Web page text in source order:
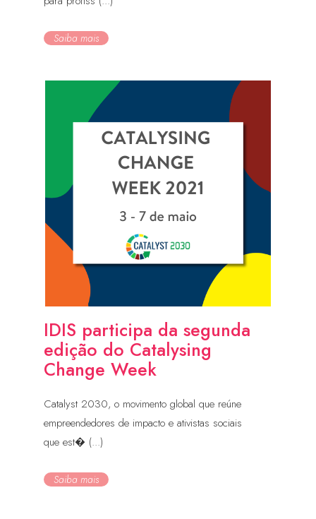
Saiba mais
IDIS participa da segunda
edição do Catalysing
Change Week
Catalyst 2030, o movimento global que reúne
empreendedores de impacto e ativistas sociais
que est� (...)
Saiba mais